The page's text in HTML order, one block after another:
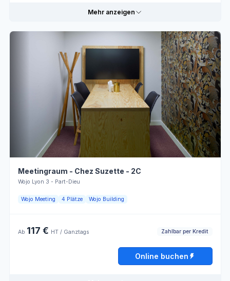
08:00 - 13:00
Mittwoch 08:00 - 13:00 13:00 - 18:00
Donnerstag 08:00 - 13:00 13:00 - 18:00
08:00 - 13:00 13:00 - 18:00
Geschlossen
Geschlossen
Online buchen
Mehr anzeigen
Praktische Informationen
Steckdosen
Mit Kredit
zahlbar
Quadratische
Mit Kredit
zahlbar
WLAN
Flipchart
Sicherheits-
08:00 - 13:00 13:00 - 18:00
Meetingraum - Chez Suzette - 2C
Wojo Lyon 3 - Part-Dieu
Wojo Meeting 4 Plätze Wojo Building
Ab 117 € HT / Ganztags Zahlbar per Kredit
Online buchen